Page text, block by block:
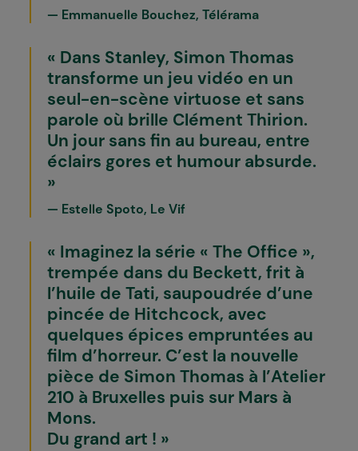
Emmanuelle Bouchez, Télérama
Dans Stanley, Simon Thomas
transforme un jeu vidéo en un
seul-en-scène virtuose et sans
parole où brille Clément Thirion.
Un jour sans fin au bureau, entre
éclairs gores et humour absurde.
Estelle Spoto, Le Vif
Imaginez la série « The Office »,
trempée dans du Beckett, frit à
l’huile de Tati, saupoudrée d’une
pincée de Hitchcock, avec
quelques épices empruntées au
film d’horreur. C’est la nouvelle
pièce de Simon Thomas à l’Atelier
210 à Bruxelles puis sur Mars à
Mons.
Du grand art !